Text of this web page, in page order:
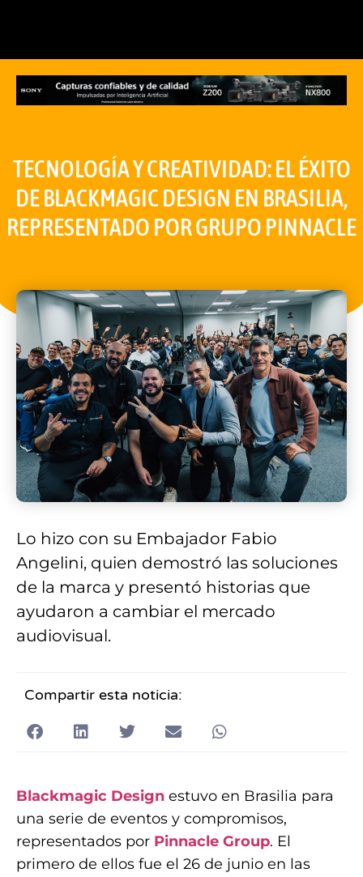
TECNOLOGÍA Y CREATIVIDAD: EL ÉXITO
DE BLACKMAGIC DESIGN EN BRASILIA,
REPRESENTADO POR GRUPO PINNACLE
Lo hizo con su Embajador Fabio
Angelini, quien demostró las soluciones
de la marca y presentó historias que
ayudaron a cambiar el mercado
audiovisual.
Compartir esta noticia:
Blackmagic Design estuvo en Brasilia para
una serie de eventos y compromisos,
representados por Pinnacle Group. El
primero de ellos fue el 26 de junio en las